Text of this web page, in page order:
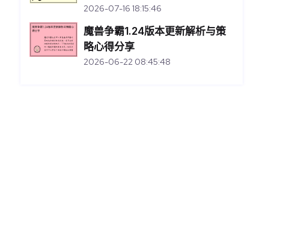
2026-07-16 18:15:46
魔兽争霸1.24版本更新解析与策
略心得分享
2026-06-22 08:45:48